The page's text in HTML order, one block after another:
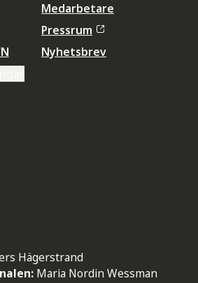
Medarbetare
Pressrum
Nyhetsbrev
Hägerstrand
Maria Nordin Wessman